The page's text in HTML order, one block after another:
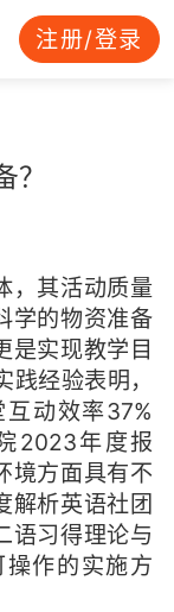
注册/登录
，其活动质量
学的物资准备
是实现教学目
经验表明，
动效率37%
2023年度报
境方面具有不
解析英语社团
语习得理论与
作的实施方